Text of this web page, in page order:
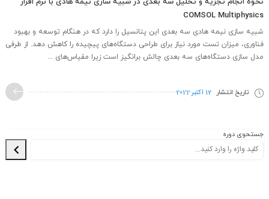
COMSOL Multiphysics
شبیه سازی نیمه هادی سه بعدی این پتانسیل را دارد که در هنگام توسعه و بهبود
فناوری، میزان تست مورد نیاز برای طراحی دستگاه‌های پیچیده را کاهش دهد. از طرفی
مدل سازی دستگاه‌های سه بعدی چالش برانگیز است زیرا مقیاس‌های ...
تاریخ انتشار 12 اکتبر 2022
جستحوی دوره